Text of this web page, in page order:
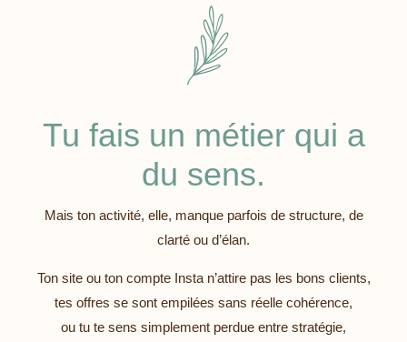
Tu fais un métier qui a
du sens.
Mais ton activité, elle, manque parfois de structure, de
clarté ou d’élan.
Ton site ou ton compte Insta n’attire pas les bons clients,
tes offres se sont empilées sans réelle cohérence,
ou tu te sens simplement perdue entre stratégie,